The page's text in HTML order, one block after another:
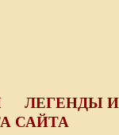
ЛЕГЕНДЫ И
САЙТА